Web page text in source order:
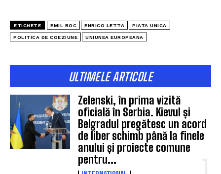
ETICHETE EMIL BOC ENRICO LETTA PIATA UNICA
POLITICA DE COEZIUNE UNIUNEA EUROPEANA
ULTIMELE ARTICOLE
Zelenski, în prima vizită
oficială în Serbia. Kievul și
Belgradul pregătesc un acord
de liber schimb până la finele
anului și proiecte comune
pentru...